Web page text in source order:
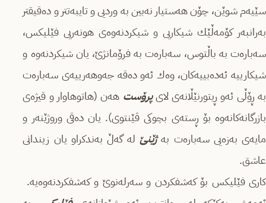
سێیەم شوێن، چۆن هەستیار نەبین بە وردیی و تایبەتتر و دەقیقتر
بەرانبەر كۆمەڵێك شیكاریی و شیكردنەوەی هونەریی فێلیكس،
سەبارەت بە باڵتوس، سەبارەت بە فرۆمانژێ، یان شیكردنەوە و
شیكارییە ئەدەبییەكان، وەك ئەو دەقە جەوهەرییەی سەبارەت
بە ڕۆڵی ئەو ڕیتورنێڵانەی لایپرۆست هەن (هاتوهاوار و قیژەی
بازرگانەكانەوە بۆ ڕستەی بچوكی ڤێنتوی). یان دەقی وروژێنەر و
مایەی بەزەیی سەبارەت بەژێنێ لە گەڵ بەندكراو یان زیندانی
عاشق.
‎كاری فێلیكس بۆ كەشفكردن و سەرلەنوێ و كەشفكردنەوەیە.